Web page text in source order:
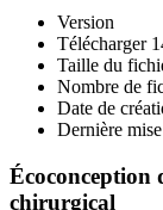
Version
Télécharger
Taille du
Nombre de
Date de
Dernière
Écoconception
chirurgical